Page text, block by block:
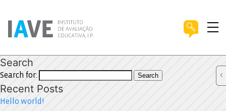
Search
Search for: Search
Recent Posts
Hello world!